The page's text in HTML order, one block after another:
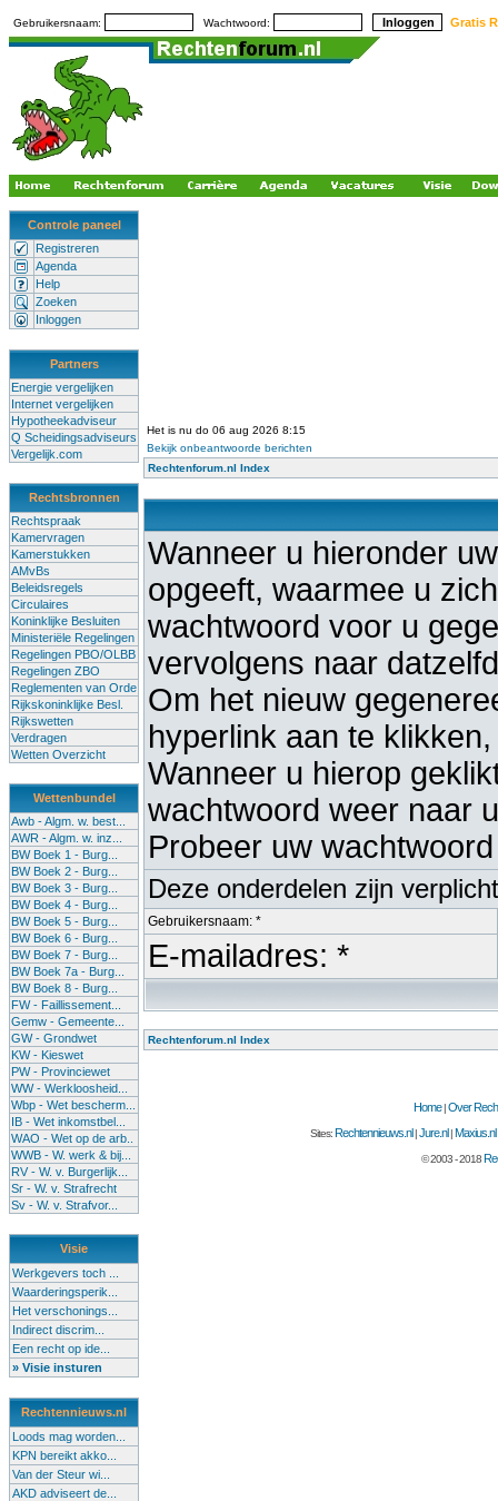
Gebruikersnaam: Wachtwoord: Gratis
Controle paneel
Registreren
Agenda
Help
Zoeken
Inloggen
Partners
Energie vergelijken
Internet vergelijken
Hypotheekadviseur
Q Scheidingsadviseurs
Vergelijk.com
Rechtsbronnen
Rechtspraak
Kamervragen
Kamerstukken
AMvBs
Beleidsregels
Circulaires
Koninklijke Besluiten
Ministeriële Regelingen
Regelingen PBO/OLBB
Regelingen ZBO
Reglementen van Orde
Rijkskoninklijke Besl.
Rijkswetten
Verdragen
Wetten Overzicht
Wettenbundel
Awb - Algm. w. best...
AWR - Algm. w. inz...
BW Boek 1 - Burg...
BW Boek 2 - Burg...
BW Boek 3 - Burg...
BW Boek 4 - Burg...
BW Boek 5 - Burg...
BW Boek 6 - Burg...
BW Boek 7 - Burg...
BW Boek 7a - Burg...
BW Boek 8 - Burg...
FW - Faillissement...
Gemw - Gemeente...
GW - Grondwet
KW - Kieswet
PW - Provinciewet
WW - Werkloosheid...
Wbp - Wet bescherm...
IB - Wet inkomstbel...
WAO - Wet op de arb..
WWB - W. werk & bij...
RV - W. v. Burgerlijk...
Sr - W. v. Strafrecht
Sv - W. v. Strafvor...
Visie
Werkgevers toch ...
Waarderingsperik...
Het verschonings...
Indirect discrim...
Een recht op ide...
» Visie insturen
Rechtennieuws.nl
Loods mag worden...
KPN bereikt akko...
Van der Steur wi...
AKD adviseert de...
Het is nu do 06 aug 2026 8:15
Bekijk onbeantwoorde berichten
Rechtenforum.nl Index
Wanneer u hieronder
opgeeft, waarmee u
wachtwoord voor u
vervolgens naar
Om het nieuw
hyperlink aan te
Wanneer u hierop
wachtwoord weer naar
Probeer uw
Deze onderdelen zijn verplicht
Gebruikersnaam: *
E-mailadres: *
Rechtenforum.nl Index
Home|Over
Sites:Rechtennieuws.nl |Jure.nl |Maxius.nl
© 2003 - 2018